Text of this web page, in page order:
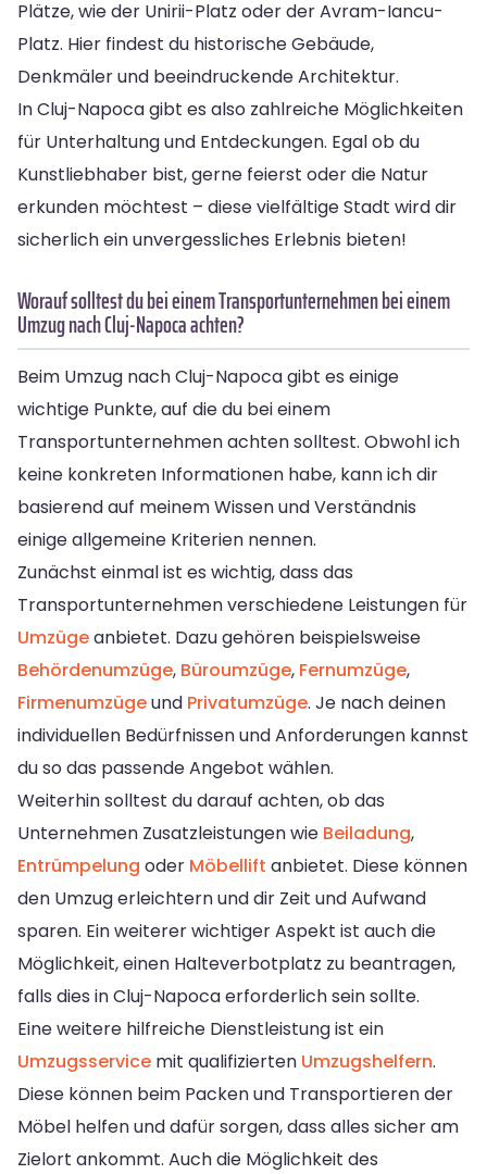
Plätze, wie der Unirii-Platz oder der Avram-Iancu-
Platz. Hier findest du historische Gebäude,
Denkmäler und beeindruckende Architektur.
In Cluj-Napoca gibt es also zahlreiche Möglichkeiten
für Unterhaltung und Entdeckungen. Egal ob du
Kunstliebhaber bist, gerne feierst oder die Natur
erkunden möchtest – diese vielfältige Stadt wird dir
sicherlich ein unvergessliches Erlebnis bieten!
Worauf solltest du bei einem Transportunternehmen bei einem
Umzug nach Cluj-Napoca achten?
Beim Umzug nach Cluj-Napoca gibt es einige
wichtige Punkte, auf die du bei einem
Transportunternehmen achten solltest. Obwohl ich
keine konkreten Informationen habe, kann ich dir
basierend auf meinem Wissen und Verständnis
einige allgemeine Kriterien nennen.
Zunächst einmal ist es wichtig, dass das
Transportunternehmen verschiedene Leistungen für
Umzügeanbietet. Dazu gehören beispielsweise
Behördenumzüge, Büroumzüge, Fernumzüge,
Firmenumzügeund Privatumzüge. Je nach deinen
individuellen Bedürfnissen und Anforderungen kannst
du so das passende Angebot wählen.
Weiterhin solltest du darauf achten, ob das
Unternehmen Zusatzleistungen wie Beiladung,
Entrümpelung oder Möbellift anbietet. Diese können
den Umzug erleichtern und dir Zeit und Aufwand
sparen. Ein weiterer wichtiger Aspekt ist auch die
Möglichkeit, einen Halteverbotplatz zu beantragen,
falls dies in Cluj-Napoca erforderlich sein sollte.
Eine weitere hilfreiche Dienstleistung ist ein
Umzugsservice mit qualifizierten Umzugshelfern.
Diese können beim Packen und Transportieren der
Möbel helfen und dafür sorgen, dass alles sicher am
Zielort ankommt. Auch die Möglichkeit des